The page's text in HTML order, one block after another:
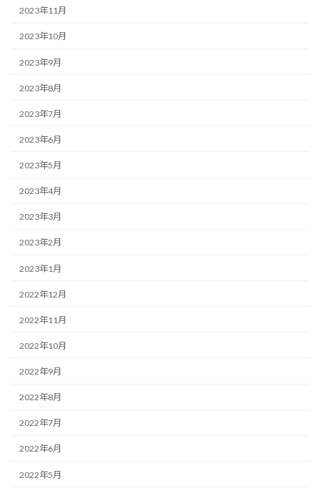
2023年11月
2023年10月
2023年9月
2023年8月
2023年7月
2023年6月
2023年5月
2023年4月
2023年3月
2023年2月
2023年1月
2022年12月
2022年11月
2022年10月
2022年9月
2022年8月
2022年7月
2022年6月
2022年5月